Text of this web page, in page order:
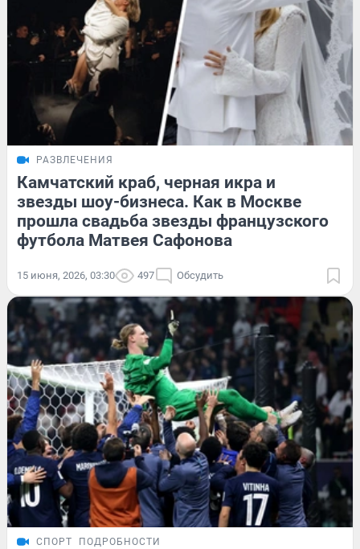
РАЗВЛЕЧЕНИЯ
Камчатский краб, черная икра и
звезды шоу-бизнеса. Как в Москве
прошла свадьба звезды французского
футбола Матвея Сафонова
15 июня, 2026, 03:30 497 Обсудить
СПОРТ ПОДРОБНОСТИ